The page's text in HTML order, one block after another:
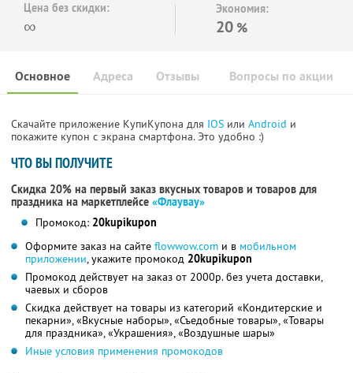
Цена без скидки:
∞
Экономия:
20 %
Основное Отзывы Вопросы по акции
Адреса
Скачайте приложение КупиКупона для IOS или Android и
покажите купон с экрана смартфона. Это удобно :)
ЧТО ВЫ ПОЛУЧИТЕ
Скидка 20% на первый заказ вкусных товаров и товаров для
праздника на маркетплейсе «Флаувау»
Промокод: 20kupikupon
Оформите заказ на сайте flowwow.com и в мобильном
приложении, укажите промокод 20kupikupon
Промокод действует на заказ от 2000р. без учета доставки,
чаевых и сборов
Скидка действует на товары из категорий «Кондитерские и
пекарни», «Вкусные наборы», «Съедобные товары», «Товары
для праздника», «Украшения», «Воздушные шары»
Иные условия применения промокодов